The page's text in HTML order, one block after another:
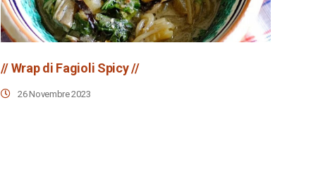
// Wrap di Fagioli Spicy //
26 Novembre 2023